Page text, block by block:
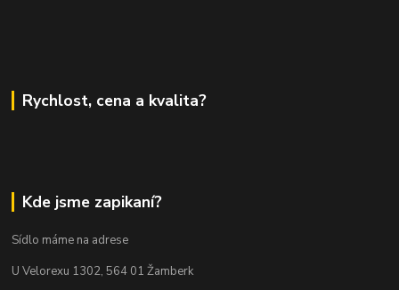
Rychlost, cena a kvalita?
Kde jsme zapikaní?
Sídlo máme na adrese
U Velorexu 1302, 564 01 Žamberk